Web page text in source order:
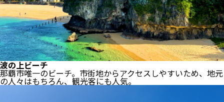
波の上ビーチ
那覇市唯一のビーチ。市街地からアクセスしやすいため、地元
の人々はもちろん、観光客にも人気。